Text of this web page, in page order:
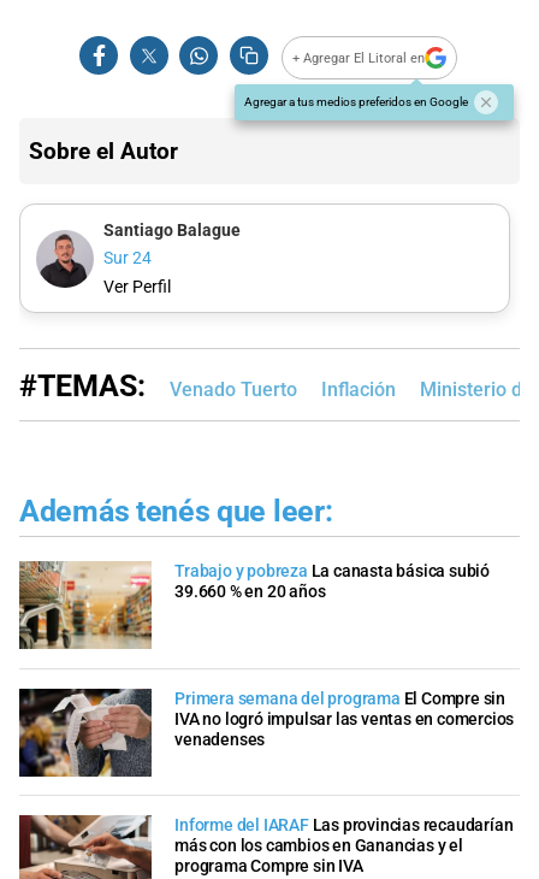
+ Agregar El Litoral en
Agregar a tus medios preferidos en Google
Sobre el Autor
Santiago Balague
Sur 24
Ver Perfil
#TEMAS: Venado Tuerto Inflación Ministerio de
Además tenés que leer:
Trabajo y pobreza La canasta básica subió
39.660 % en 20 años
Primera semana del programa El Compre sin
IVA no logró impulsar las ventas en comercios
venadenses
Informe del IARAF Las provincias recaudarían
más con los cambios en Ganancias y el
programa Compre sin IVA